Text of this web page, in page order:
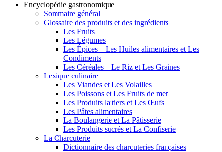
Encyclopédie gastronomique
Sommaire général
Glossaire des produits et des ingrédients
Les Fruits
Les Légumes
Les Épices – Les Huiles alimentaires et Les
Condiments
Les Céréales – Le Riz et Les Graines
Lexique culinaire
Les Viandes et Les Volailles
Les Poissons et Les Fruits de mer
Les Produits laitiers et Les Œufs
Les Pâtes alimentaires
La Boulangerie et La Pâtisserie
Les Produits sucrés et La Confiserie
La Charcuterie
Dictionnaire des charcuteries françaises